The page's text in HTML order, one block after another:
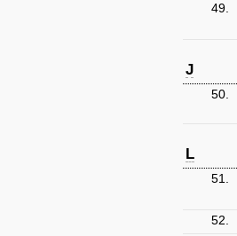
49.
J
50.
L
51.
52.